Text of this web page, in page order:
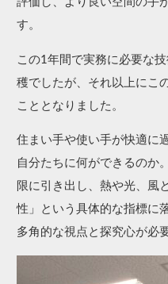
す。​
この​1年間で​実務に​必要な​
穫でしたが、​それ以上に​こ
こととなりました。​
住まい​手や​使い手が​快適に​
自分たちに​何が​できるのか
限に​引き出し、​熱や光、​風
性」と​いう​具体的な​指標に​
多角的な​視点と​探究心が​必